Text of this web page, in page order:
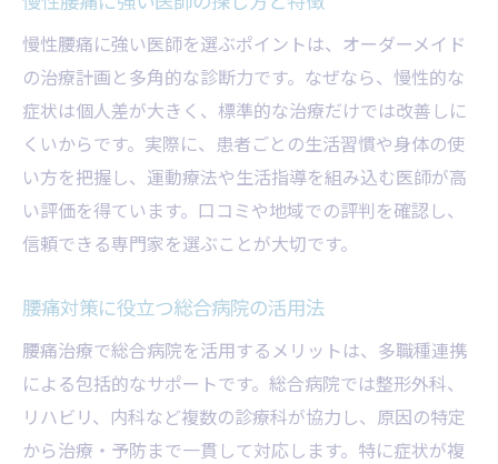
慢性腰痛なら専門医の診断が安心な理由
慢性腰痛の診断で専門医が注目される理由
腰痛専門医の詳細な検査と治療プラン
症状ごとに異なる腰痛診断のアプローチ
腰痛の再発防止に強い医師のサポート体制
腰痛治療後のフォローアップの重要性
腰痛治療における地域医療連携の強み
腰痛対策で注目の総合病院と専門医連携
腰痛患者を支える地域の口コミと評判
慢性腰痛に強い医師を選ぶポイントは、オーダーメイド
の治療計画と多角的な診断力です。なぜなら、慢性的な
症状は個人差が大きく、標準的な治療だけでは改善しに
くいからです。実際に、患者ごとの生活習慣や身体の使
い方を把握し、運動療法や生活指導を組み込む医師が高
い評価を得ています。口コミや地域での評判を確認し、
信頼できる専門家を選ぶことが大切です。
腰痛対策に役立つ総合病院の活用法
腰痛治療で総合病院を活用するメリットは、多職種連携
による包括的なサポートです。総合病院では整形外科、
リハビリ、内科など複数の診療科が協力し、原因の特定
から治療・予防まで一貫して対応します。特に症状が複